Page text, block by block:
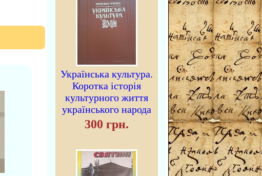
Українська культура.
Коротка історія
культурного життя
українського народа
300 грн.